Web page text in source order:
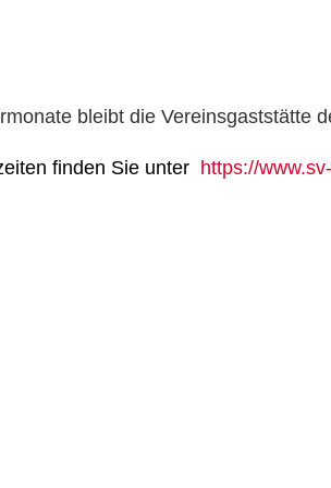
bleibt die Vereinsgaststätte
finden Sie unter https://